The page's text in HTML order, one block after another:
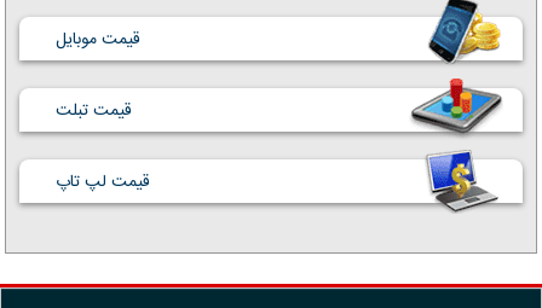
قیمت موبایل
قیمت تبلت
قیمت لپ تاپ